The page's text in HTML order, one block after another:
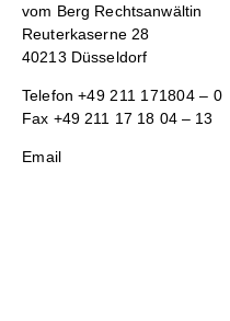
vom Berg Rechtsanwältin
Reuterkaserne 28
40213 Düsseldorf
Telefon+49 211 171804 – 0
Fax +49 211 17 18 04 – 13
Email